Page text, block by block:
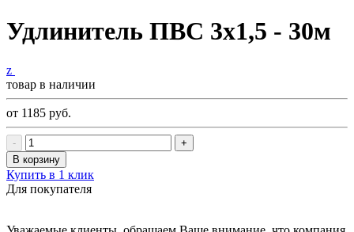
Удлинитель ПВС 3х1,5 - 30м
z
товар в наличии
от 1185 руб.
-
+
В корзину
Купить в 1 клик
Для покупателя